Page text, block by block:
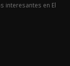
interesantes en El